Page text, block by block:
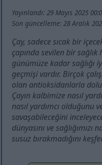
Yayınlandı: 29 Mayıs 2025
Son güncelleme: 28 Aralık
Çay, sadece sıcak bir
çapında sevilen bir
günümüze kadar sağlığı
geçmişi vardır. Birçok
olan antioksidanlarla
Çayın kalbimize nasıl
nasıl yardımcı olduğunu
savaşabileceğini
dünyasını ve
susuz bırakmadığını